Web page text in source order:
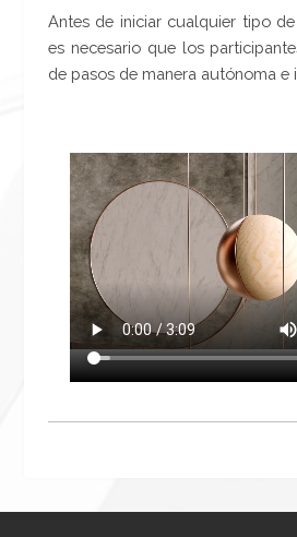
Antes de iniciar cualquier tipo
es necesario que los
de pasos de manera autónoma e